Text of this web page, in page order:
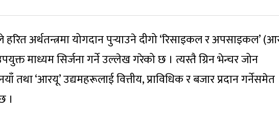
हरित अर्थतन्त्रमा योगदान पुर्‍याउने दीगो ‘रिसाइकल र अपसाइकल’
माध्यम सिर्जना गर्ने उल्लेख गरेको छ । त्यस्तै ग्रिन भेन्चर जोन
तथा ‘आरयू’ उद्यमहरूलाई वित्तीय, प्राविधिक र बजार प्रदान गर्नेसमेत
।